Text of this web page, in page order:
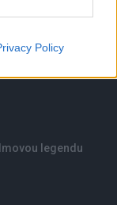
Policy
legendu